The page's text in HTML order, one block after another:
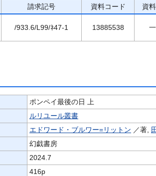
請求記号 資料コード 資
/933.6/L99/ﾈ47-1 13885538
ポンペイ最後の日 上
ルリユール叢書
エドワード・ブルワー=リットン ／著,
幻戯書房
2024.7
416p